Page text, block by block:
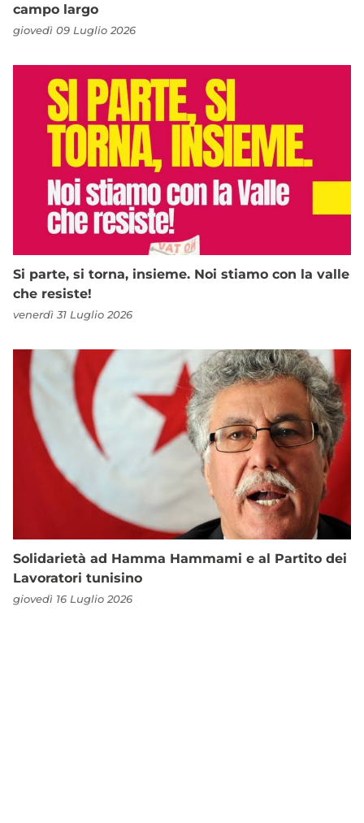
campo largo
giovedì 09 Luglio 2026
Si parte, si torna, insieme. Noi stiamo con la valle
che resiste!
venerdì 31 Luglio 2026
Solidarietà ad Hamma Hammami e al Partito dei
Lavoratori tunisino
giovedì 16 Luglio 2026